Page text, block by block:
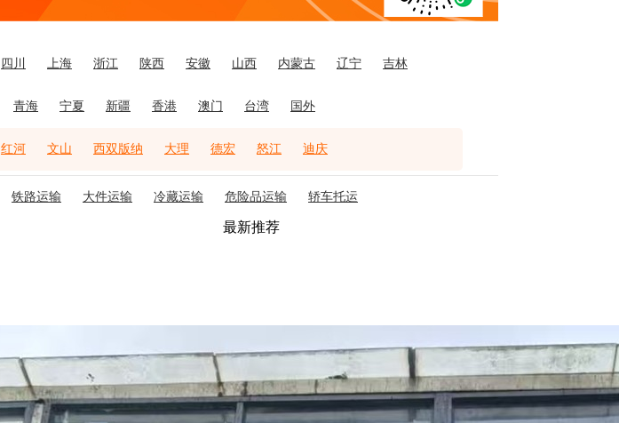
四川 上海 浙江 陕西 安徽 山西 内蒙古 辽宁 吉林
青海 宁夏 新疆 香港 澳门 台湾 国外
红河 文山 西双版纳 大理 德宏 怒江 迪庆
铁路运输 大件运输 冷藏运输 危险品运输 轿车托运
最新推荐